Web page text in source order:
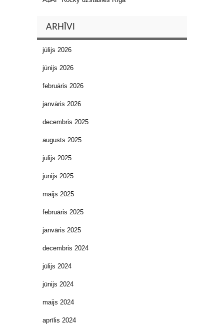
ARHĪVI
jūlijs 2026
jūnijs 2026
februāris 2026
janvāris 2026
decembris 2025
augusts 2025
jūlijs 2025
jūnijs 2025
maijs 2025
februāris 2025
janvāris 2025
decembris 2024
jūlijs 2024
jūnijs 2024
maijs 2024
aprīlis 2024